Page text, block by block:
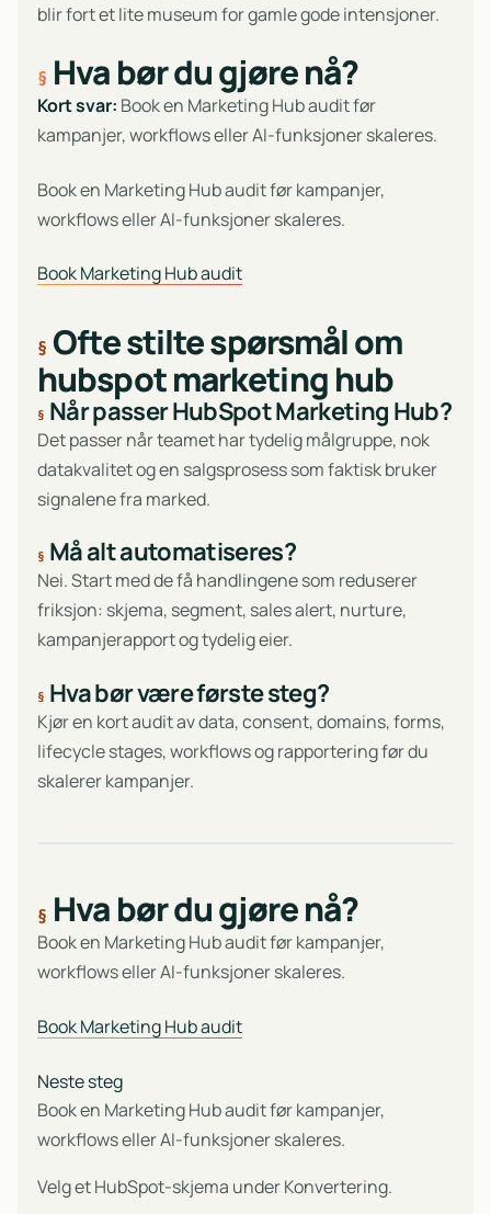
blir fort et lite museum for gamle gode intensjoner.
Hva bør du gjøre nå?
Kort svar: Book en Marketing Hub audit før
kampanjer, workflows eller AI-funksjoner skaleres.
Book en Marketing Hub audit før kampanjer,
workflows eller AI-funksjoner skaleres.
Book Marketing Hub audit
Neste steg
Book en Marketing Hub audit før kampanjer,
workflows eller AI-funksjoner skaleres.
Velg et HubSpot-skjema under Konvertering.
Ofte stilte spørsmål om
hubspot marketing hub
Når passer HubSpot Marketing Hub?
Det passer når teamet har tydelig målgruppe, nok
datakvalitet og en salgsprosess som faktisk bruker
signalene fra marked.
Må alt automatiseres?
Nei. Start med de få handlingene som reduserer
friksjon: skjema, segment, sales alert, nurture,
kampanjerapport og tydelig eier.
Hva bør være første steg?
Kjør en kort audit av data, consent, domains, forms,
lifecycle stages, workflows og rapportering før du
skalerer kampanjer.
Hva bør du gjøre nå?
Book en Marketing Hub audit før kampanjer,
workflows eller AI-funksjoner skaleres.
Book Marketing Hub audit